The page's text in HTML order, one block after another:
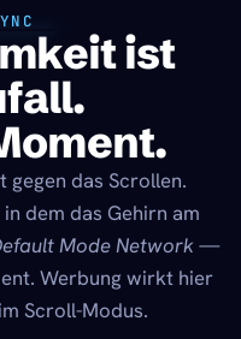
ist
gegen das Scrollen.
dem das Gehirn am
Mode Network —
Werbung wirkt hier
Scroll-Modus.